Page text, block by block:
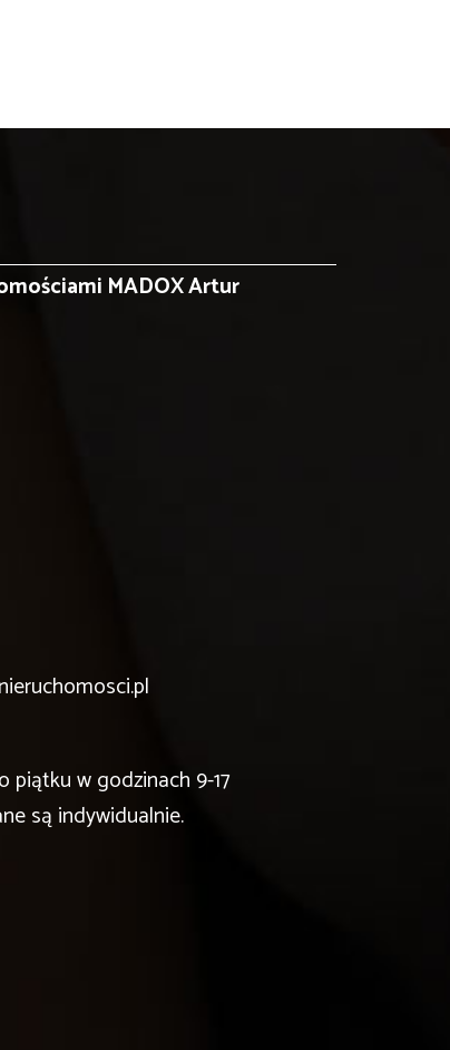
MADOX Artur
piątku w godzinach 9-17
są indywidualnie.